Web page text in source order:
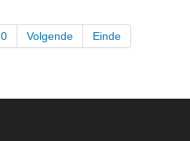
Volgende Einde